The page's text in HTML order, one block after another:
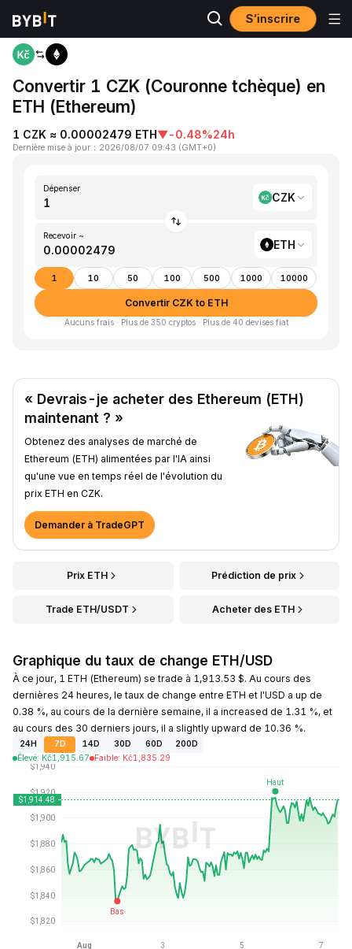
S’inscrire
Accueil
Convertir 1 CZK (Couronne tchèque) en
ETH (Ethereum)
1 CZK ≈ 0.00002479 ETH▼-0.48%24h
Dernière mise à jour ： 2026/08/07 09:43 (GMT+0)
Dépenser
CZK
Recevoir ~
ETH
1 10 50 100 500 1000 10000
Convertir CZK to ETH
Aucuns frais · Plus de 350 cryptos · Plus de 40 devises fiat
« Devrais-je acheter des Ethereum (ETH)
maintenant ? »
Obtenez des analyses de marché de
Ethereum (ETH) alimentées par l'IA ainsi
qu'une vue en temps réel de l'évolution du
prix ETH en CZK.
Demander à TradeGPT
Prix ETH Prédiction de prix
Trade ETH/USDT Acheter des ETH
Graphique du taux de change ETH/USD
À ce jour, 1 ETH (Ethereum) se trade à 1,913.53 $. Au cours des
dernières 24 heures, le taux de change entre ETH et l'USD a up de
0.38 %, au cours de la dernière semaine, il a increased de 1.31 %, et
au cours des 30 derniers jours, il a slightly upward de 10.36 %.
24H 7D 14D 30D 60D
200D
Élevé: Kč1,915.67 Faible: Kč1,835.29
Dernière mise à jour : 2026-08-07, 09:43 GMT+0
Kč0.432979